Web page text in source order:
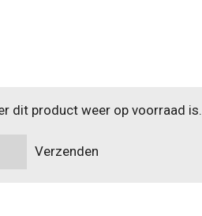
dit product weer op voorraad is.
Verzenden